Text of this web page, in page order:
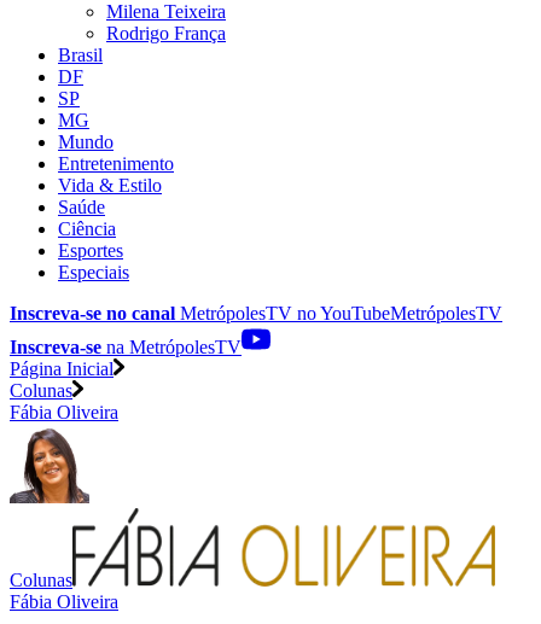
Milena Teixeira
Rodrigo França
Brasil
DF
SP
MG
Mundo
Entretenimento
Vida & Estilo
Saúde
Ciência
Esportes
Especiais
Inscreva-se no canal MetrópolesTV noYouTubeMetrópolesTV
Inscreva-se na MetrópolesTV
Página Inicial
Colunas
Fábia Oliveira
Colunas
Fábia Oliveira